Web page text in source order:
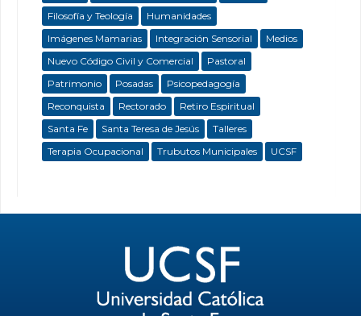
Filosofía y Teología
Humanidades
Imágenes Mamarias
Integración Sensorial
Medios
Nuevo Código Civil y Comercial
Pastoral
Patrimonio
Posadas
Psicopedagogía
Reconquista
Rectorado
Retiro Espiritual
Santa Fe
Santa Teresa de Jesús
Talleres
Terapia Ocupacional
Trubutos Municipales UCSF